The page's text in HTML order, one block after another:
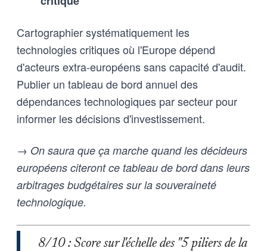
Cartographier systématiquement les
technologies critiques où l'Europe dépend
d'acteurs extra-européens sans capacité d'audit.
Publier un tableau de bord annuel des
dépendances technologiques par secteur pour
informer les décisions d'investissement.
→ On saura que ça marche quand les décideurs
européens citeront ce tableau de bord dans leurs
arbitrages budgétaires sur la souveraineté
technologique.
8/10 : Score sur l'échelle des "5 piliers de la